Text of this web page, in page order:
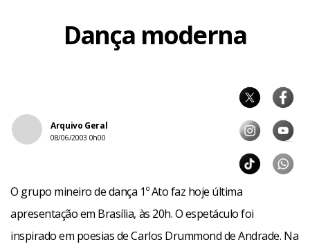
Dança moderna
Arquivo Geral
08/06/2003 0h00
O grupo mineiro de dança 1º Ato faz hoje última
apresentação em Brasília, às 20h. O espetáculo foi
inspirado em poesias de Carlos Drummond de Andrade. Na